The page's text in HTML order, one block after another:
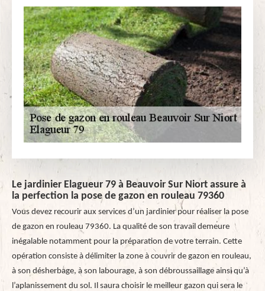
Le jardinier Elagueur 79 à Beauvoir Sur Niort assure à
la perfection la pose de gazon en rouleau 79360
Vous devez recourir aux services d’un jardinier pour réaliser la pose
de gazon en rouleau 79360. La qualité de son travail demeure
inégalable notamment pour la préparation de votre terrain. Cette
opération consiste à délimiter la zone à couvrir de gazon en rouleau,
à son désherbage, à son labourage, à son débroussaillage ainsi qu’à
l’aplanissement du sol. Il saura choisir le meilleur gazon qui sera le